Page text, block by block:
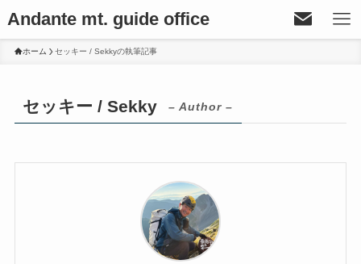
Andante mt. guide office
ホーム セッキー / Sekkyの執筆記事
セッキー / Sekky – Author –